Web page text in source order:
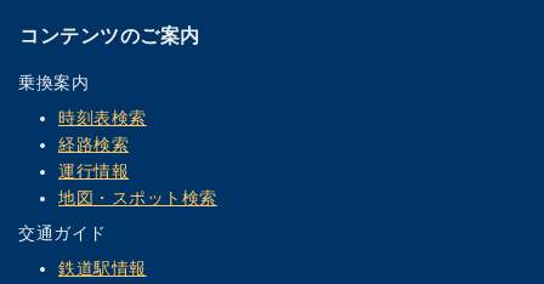
コンテンツのご案内
乗換案内
時刻表検索
経路検索
運行情報
地図・スポット検索
交通ガイド
鉄道駅情報